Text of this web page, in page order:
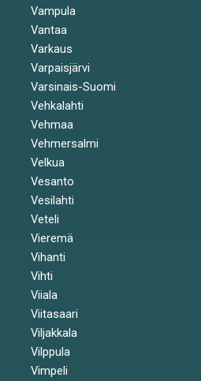
Vampula
Vantaa
Varkaus
Varpaisjärvi
Varsinais-Suomi
Vehkalahti
Vehmaa
Vehmersalmi
Velkua
Vesanto
Vesilahti
Veteli
Vieremä
Vihanti
Vihti
Viiala
Viitasaari
Viljakkala
Vilppula
Vimpeli